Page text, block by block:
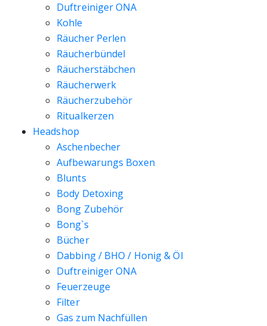
Duftreiniger ONA
Kohle
Räucher Perlen
Räucherbündel
Räucherstäbchen
Räucherwerk
Räucherzubehör
Ritualkerzen
Headshop
Aschenbecher
Aufbewarungs Boxen
Blunts
Body Detoxing
Bong Zubehör
Bong`s
Bücher
Dabbing / BHO / Honig & Öl
Duftreiniger ONA
Feuerzeuge
Filter
Gas zum Nachfüllen